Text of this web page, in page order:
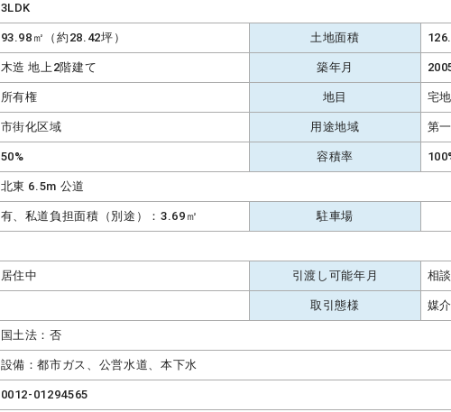
3LDK
93.98㎡（約28.42坪） 土地面積
木造 地上2階建て 築年月
所有権 地目 宅地
市街化区域 用途地域 第
50% 容積率
北東 6.5m 公道
有、私道負担面積（別途）：3.69㎡ 駐車場
居住中 引渡し可能年月 相談
取引態様 媒介
国土法：否
設備：都市ガス、公営水道、本下水
0012-01294565